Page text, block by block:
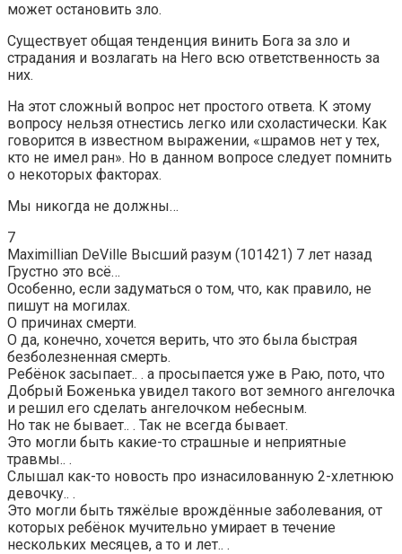
может остановить зло.
Существует общая тенденция винить Бога за зло и
страдания и возлагать на Него всю ответственность за
них.
На этот сложный вопрос нет простого ответа. К этому
вопросу нельзя отнестись легко или схоластически. Как
говорится в известном выражении, «шрамов нет у тех,
кто не имел ран». Но в данном вопросе следует помнить
о некоторых факторах.
Мы никогда не должны…
7
Maximillian DeVille Высший разум (101421) 7 лет назад
Грустно это всё…
Особенно, если задуматься о том, что, как правило, не
пишут на могилах.
О причинах смерти.
О да, конечно, хочется верить, что это была быстрая
безболезненная смерть.
Ребёнок засыпает.. . а просыпается уже в Раю, пото, что
Добрый Боженька увидел такого вот земного ангелочка
и решил его сделать ангелочком небесным.
Но так не бывает.. . Так не всегда бывает.
Это могли быть какие-то страшные и неприятные
травмы.. .
Слышал как-то новость про изнасилованную 2-хлетнюю
девочку.. .
Это могли быть тяжёлые врождённые заболевания, от
которых ребёнок мучительно умирает в течение
нескольких месяцев, а то и лет.. .